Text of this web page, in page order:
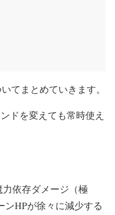
てまとめていきます。
ドを変えても常時使え
依存ダメージ（極
ンHPが徐々に減少する